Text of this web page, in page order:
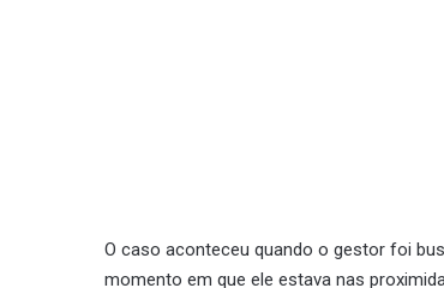
O caso aconteceu quando o gestor foi
momento em que ele estava nas